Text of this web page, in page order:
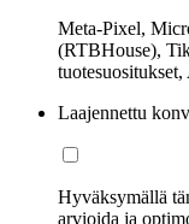
Meta-Pixel,
(RTBHouse),
Laajennettu
Hyväksymällä
arvioida ja